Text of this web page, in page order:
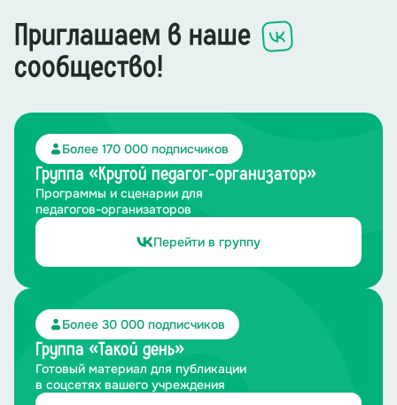
почувствовать себя там, в 1943 году.
Задание:Перед вами – фрагменты, осколки великой
их воедино. Когда каждый пазл будет собран, вы
получите три картинки, каждая из которых –
отдельная важная сцена Сталинградской битвы.
Приглашаем в наше
сообщество!
Более 170 000 подписчиков
Группа «Крутой педагог-организатор»
Программы и сценарии для
педагогов-организаторов
Перейти в группу
Более 30 000 подписчиков
Группа «Такой день»
Готовый материал для публикации
в соцсетях вашего учреждения